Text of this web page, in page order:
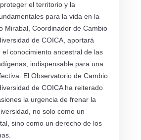
el territorio y la
para la vida en la
Mirabal, Coordinador de Cambio
de COICA, aportará
conocimiento ancestral de las
indispensable para una
El Observatorio de Cambio
de COICA ha reiterado
la urgencia de frenar la
no solo como un
sino como un derecho de los